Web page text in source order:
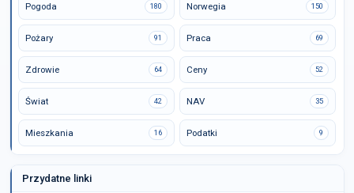
Pogoda 180 Norwegia 150
Pożary 91 Praca 69
Zdrowie 64 Ceny 52
Świat 42 NAV 35
Mieszkania 16 Podatki 9
Przydatne linki